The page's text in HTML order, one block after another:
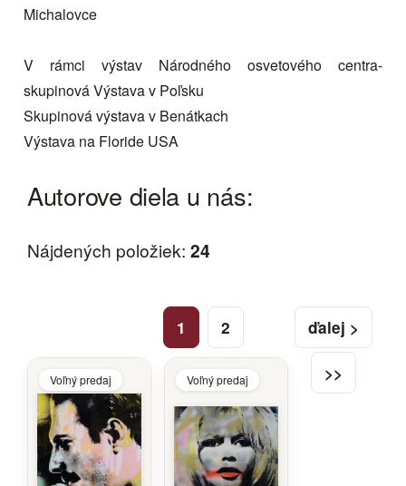
Michalovce
V rámci výstav Národného osvetového centra-
skupinová Výstava v Poľsku
Skupinová výstava v Benátkach
Výstava na Floride USA
Autorove diela u nás:
Nájdených položiek: 24
ďalej >
>>
1 2
Voľný predaj Voľný predaj